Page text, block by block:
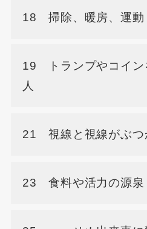
18 掃除、暖房、運動
19 トランプやコイン
人
21 視線と視線がぶつ
23 食料や活力の源泉